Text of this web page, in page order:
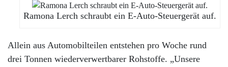
Ramona Lerch schraubt ein E-Auto-Steuergerät auf.
Allein aus Automobilteilen entstehen pro Woche rund
drei Tonnen wiederverwertbarer Rohstoffe. „Unsere